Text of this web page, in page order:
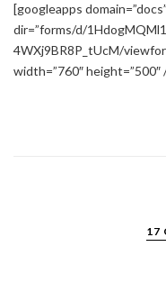
[googleapps domain=”docs”
dir=”forms/d/
4WXj9BR8P_tUcM/
width=”760″ height=”500″
17